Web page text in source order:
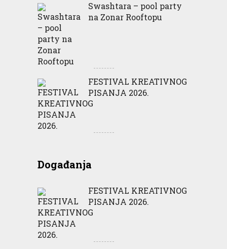
Swashtara – pool party
na Zonar Rooftopu
FESTIVAL KREATIVNOG
PISANJA 2026.
Događanja
FESTIVAL KREATIVNOG
PISANJA 2026.